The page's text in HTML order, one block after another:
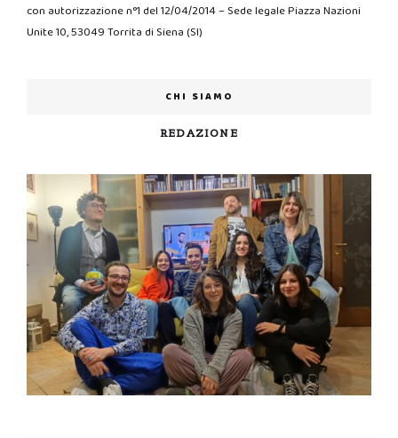
con autorizzazione n°1 del 12/04/2014 – Sede legale Piazza Nazioni
Unite 10, 53049 Torrita di Siena (SI)
CHI SIAMO
REDAZIONE